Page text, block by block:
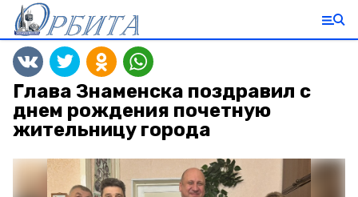
Глава Знаменска поздравил с
днем рождения почетную
жительницу города